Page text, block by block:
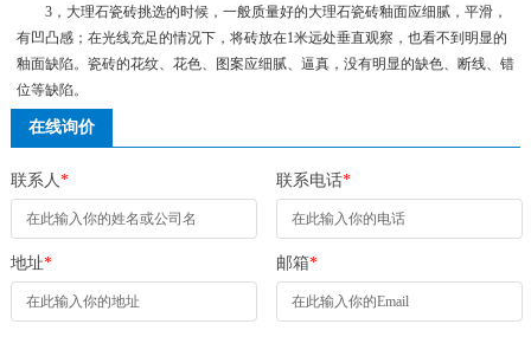
3，大理石瓷砖挑选的时候，一般质量好的大理石瓷砖釉面应细腻，平滑，
有凹凸感；在光线充足的情况下，将砖放在1米远处垂直观察，也看不到明显的
釉面缺陷。瓷砖的花纹、花色、图案应细腻、逼真，没有明显的缺色、断线、错
位等缺陷。
在线询价
联系人* 联系电话*
地址* 邮箱*